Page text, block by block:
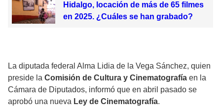
Hidalgo, locación de más de 65 filmes
en 2025. ¿Cuáles se han grabado?
La diputada federal Alma Lidia de la Vega Sánchez, quien
preside la Comisión de Cultura y Cinematografía en la
Cámara de Diputados, informó que en abril pasado se
aprobó una nueva Ley de Cinematografía.